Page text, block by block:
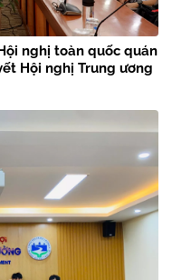
nghị toàn quốc quán
Hội nghị Trung ương